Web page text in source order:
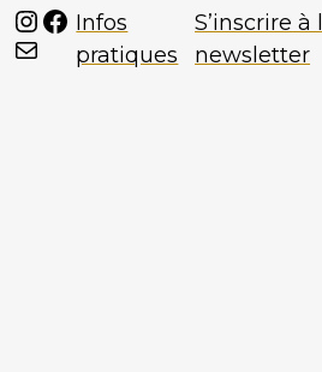
Instagram
Facebook
Mail
Infos
pratiques
S’inscrire à
newsletter